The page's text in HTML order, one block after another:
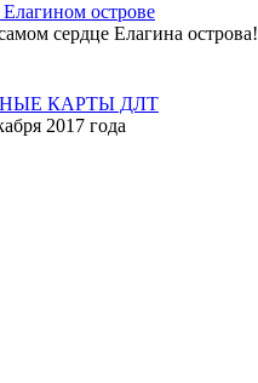
острове
сердце Елагина острова!
КАРТЫ ДЛТ
2017 года